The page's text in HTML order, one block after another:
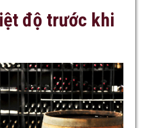
độ trước khi